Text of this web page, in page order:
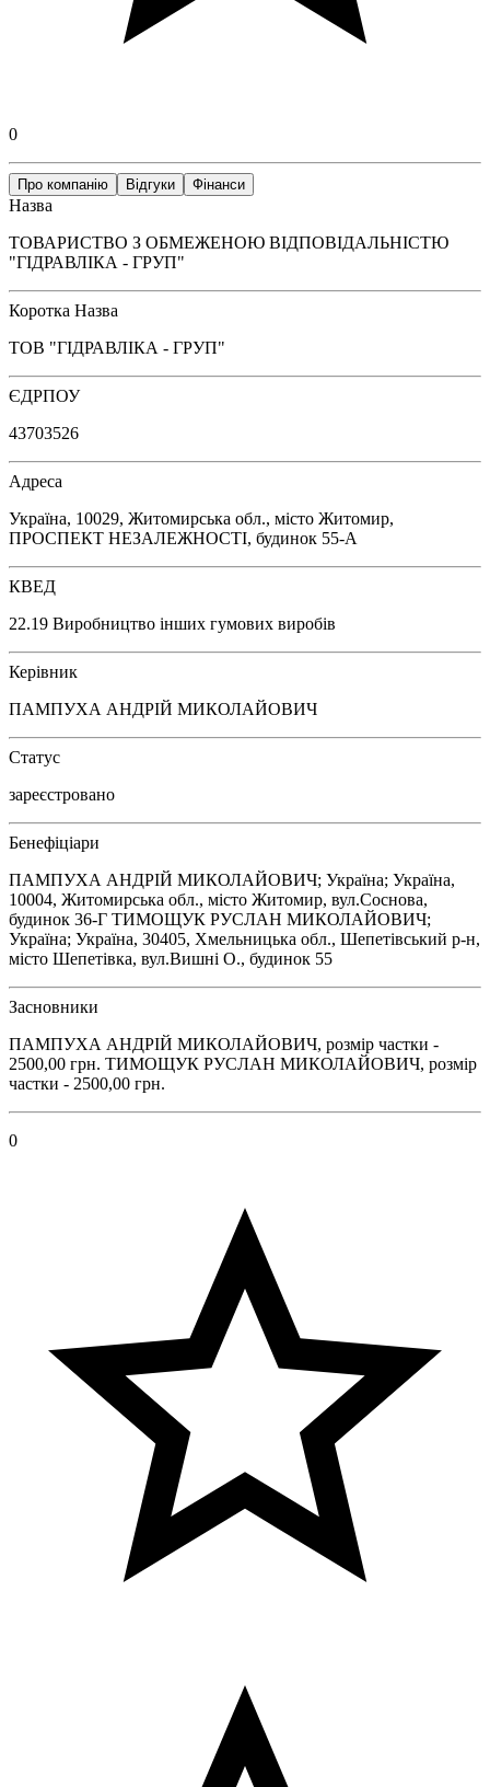
0
Про компанію Відгуки Фінанси
Назва
ТОВАРИСТВО З ОБМЕЖЕНОЮ ВІДПОВІДАЛЬНІСТЮ
"ГІДРАВЛІКА - ГРУП"
Коротка Назва
ТОВ "ГІДРАВЛІКА - ГРУП"
ЄДРПОУ
43703526
Адреса
Україна, 10029, Житомирська обл., місто Житомир,
ПРОСПЕКТ НЕЗАЛЕЖНОСТІ, будинок 55-А
КВЕД
22.19 Виробництво інших гумових виробів
Керівник
ПАМПУХА АНДРІЙ МИКОЛАЙОВИЧ
Статус
зареєстровано
Бенефіціари
ПАМПУХА АНДРІЙ МИКОЛАЙОВИЧ; Україна; Україна,
10004, Житомирська обл., місто Житомир, вул.Соснова,
будинок 36-Г ТИМОЩУК РУСЛАН МИКОЛАЙОВИЧ;
Україна; Україна, 30405, Хмельницька обл., Шепетівський р-н,
місто Шепетівка, вул.Вишні О., будинок 55
Засновники
ПАМПУХА АНДРІЙ МИКОЛАЙОВИЧ, розмір частки -
2500,00 грн. ТИМОЩУК РУСЛАН МИКОЛАЙОВИЧ, розмір
частки - 2500,00 грн.
0